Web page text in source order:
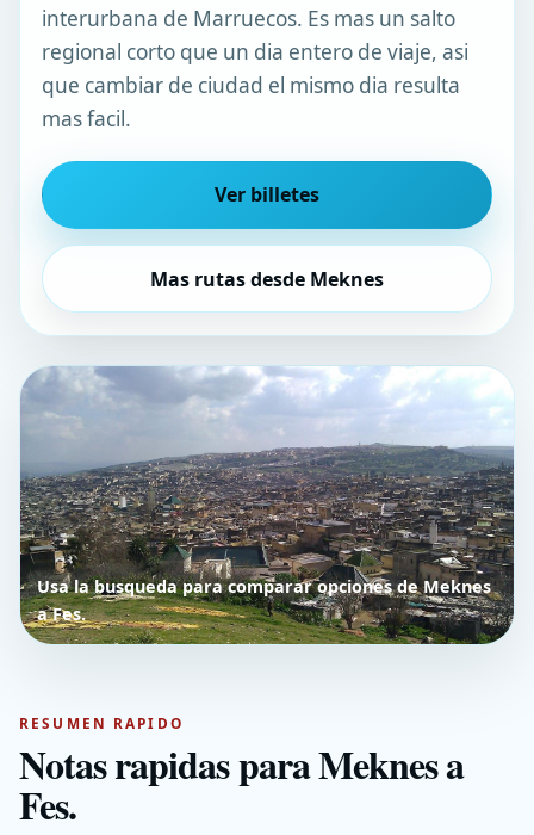
interurbana de Marruecos. Es mas un salto
regional corto que un dia entero de viaje, asi
que cambiar de ciudad el mismo dia resulta
mas facil.
Ver billetes
Mas rutas desde Meknes
Usa la busqueda para comparar opciones de Meknes
a Fes.
RESUMEN RAPIDO
Notas rapidas para Meknes a
Fes.